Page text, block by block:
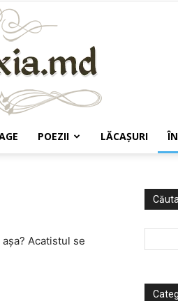
POEZII LĂCAŞURI
Acatistul se